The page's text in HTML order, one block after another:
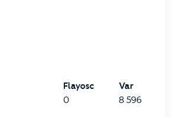
Flayosc
0
Var
8 596